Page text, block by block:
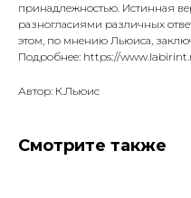
принадлежностью. Истинная
разногласиями различных
этом, по мнению Льюиса,
Подробнее: https://
Автор: К.Льюис
Смотрите также